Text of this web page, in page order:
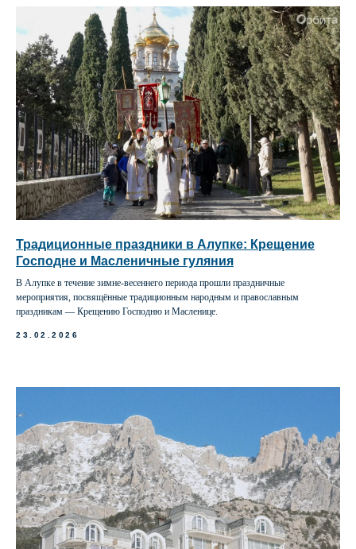
Традиционные праздники в Алупке: Крещение
Господне и Масленичные гуляния
В Алупке в течение зимне-весеннего периода прошли праздничные
мероприятия, посвящённые традиционным народным и православным
праздникам — Крещению Господню и Масленице.
23.02.2026